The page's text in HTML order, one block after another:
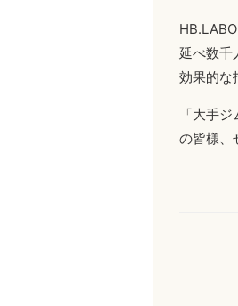
延べ数千
効果的な
「大手
の皆様、